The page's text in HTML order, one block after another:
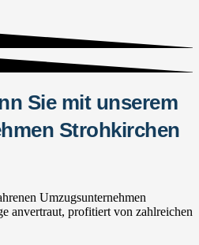
Sie mit unserem
Strohkirchen
Umzugsunternehmen
anvertraut, profitiert von zahlreichen